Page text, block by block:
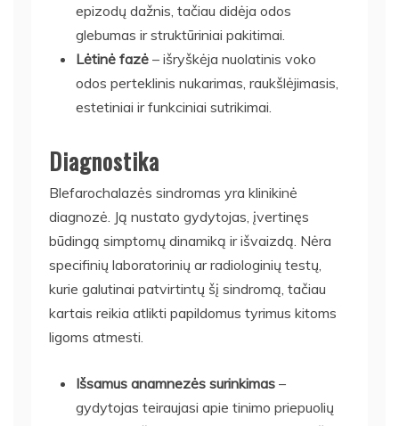
epizodų dažnis, tačiau didėja odos
glebumas ir struktūriniai pakitimai.
Lėtinė fazė – išryškėja nuolatinis voko
odos perteklinis nukarimas, raukšlėjimasis,
estetiniai ir funkciniai sutrikimai.
Diagnostika
Blefarochalazės sindromas yra klinikinė
diagnozė. Ją nustato gydytojas, įvertinęs
būdingą simptomų dinamiką ir išvaizdą. Nėra
specifinių laboratorinių ar radiologinių testų,
kurie galutinai patvirtintų šį sindromą, tačiau
kartais reikia atlikti papildomus tyrimus kitoms
ligoms atmesti.
Išsamus anamnezės surinkimas –
gydytojas teiraujasi apie tinimo priepuolių